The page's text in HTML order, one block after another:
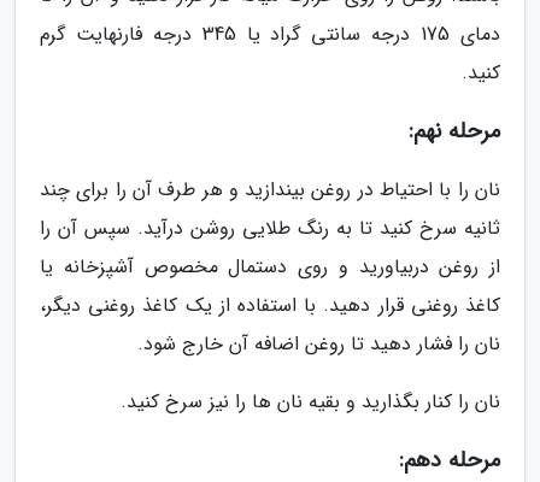
دمای 175 درجه سانتی گراد یا 345 درجه فارنهایت گرم
کنید.
مرحله نهم:
نان را با احتیاط در روغن بیندازید و هر طرف آن را برای چند
ثانیه سرخ کنید تا به رنگ طلایی روشن درآید. سپس آن را
از روغن دربیاورید و روی دستمال مخصوص آشپزخانه یا
کاغذ روغنی قرار دهید. با استفاده از یک کاغذ روغنی دیگر،
نان را فشار دهید تا روغن اضافه آن خارج شود.
نان را کنار بگذارید و بقیه نان ها را نیز سرخ کنید.
مرحله دهم: